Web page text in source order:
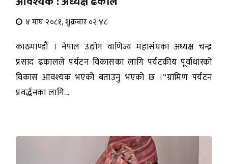
४ माघ २०८१, शुक्रबार ०२:४८
काठमाण्डौं । नेपाल उद्योग वाणिज्य महासंघका अध्यक्ष चन्द्र
प्रसाद ढकालले पर्यटन विकासका लागि पर्यटकीय पूर्वाधारको
विकास आवश्यक भएको बताउनु भएको छ ।“ग्रामिण पर्यटन
प्रवर्द्धनका लागि...